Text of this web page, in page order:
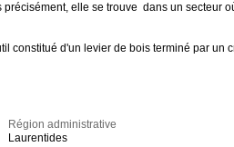
elle se trouve dans un
constitué d'un levier de bois terminé par un
Région administrative
Laurentides